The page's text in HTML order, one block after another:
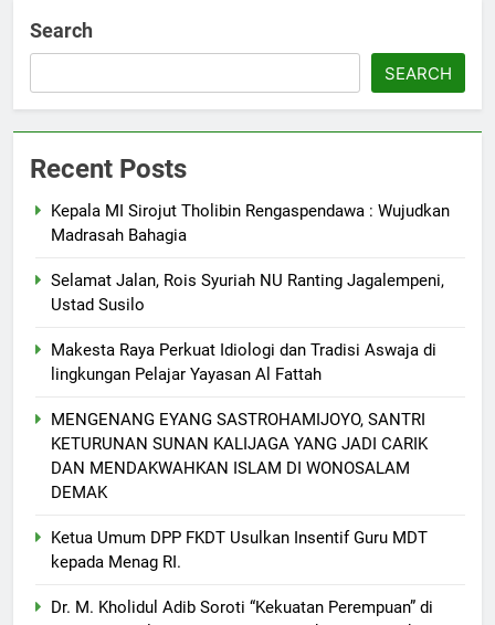
Search
SEARCH
Recent Posts
Kepala MI Sirojut Tholibin Rengaspendawa : Wujudkan
Madrasah Bahagia
Selamat Jalan, Rois Syuriah NU Ranting Jagalempeni,
Ustad Susilo
Makesta Raya Perkuat Idiologi dan Tradisi Aswaja di
lingkungan Pelajar Yayasan Al Fattah
MENGENANG EYANG SASTROHAMIJOYO, SANTRI
KETURUNAN SUNAN KALIJAGA YANG JADI CARIK
DAN MENDAKWAHKAN ISLAM DI WONOSALAM
DEMAK
Ketua Umum DPP FKDT Usulkan Insentif Guru MDT
kepada Menag RI.
Dr. M. Kholidul Adib Soroti “Kekuatan Perempuan” di